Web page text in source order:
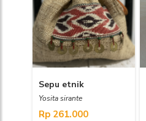
Sepu etnik
Yosita sirante
Rp 261.000